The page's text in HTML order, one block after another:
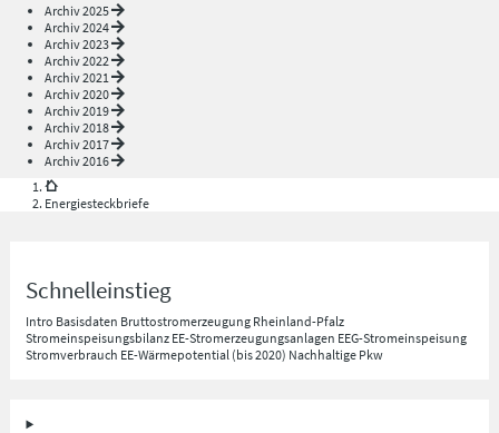
Archiv 2025
Archiv 2024
Archiv 2023
Archiv 2022
Archiv 2021
Archiv 2020
Archiv 2019
Archiv 2018
Archiv 2017
Archiv 2016
Energiesteckbriefe
Schnelleinstieg
Intro Basisdaten Bruttostromerzeugung Rheinland-Pfalz
Stromeinspeisungsbilanz EE-Stromerzeugungsanlagen EEG-Stromeinspeisung
Stromverbrauch EE-Wärmepotential (bis 2020) Nachhaltige Pkw